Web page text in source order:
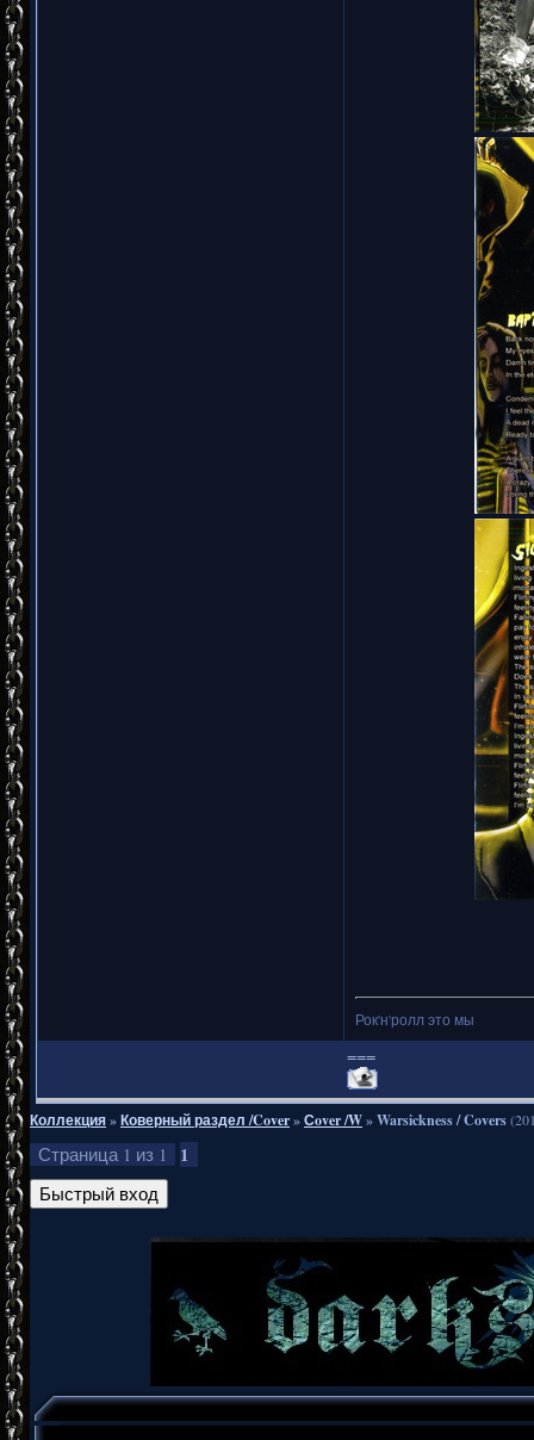
Рок'н'ролл это мы
===
Коллекция»Коверный раздел /Cover»Сover /W»Warsickness / Covers
Страница 1 из 1 1